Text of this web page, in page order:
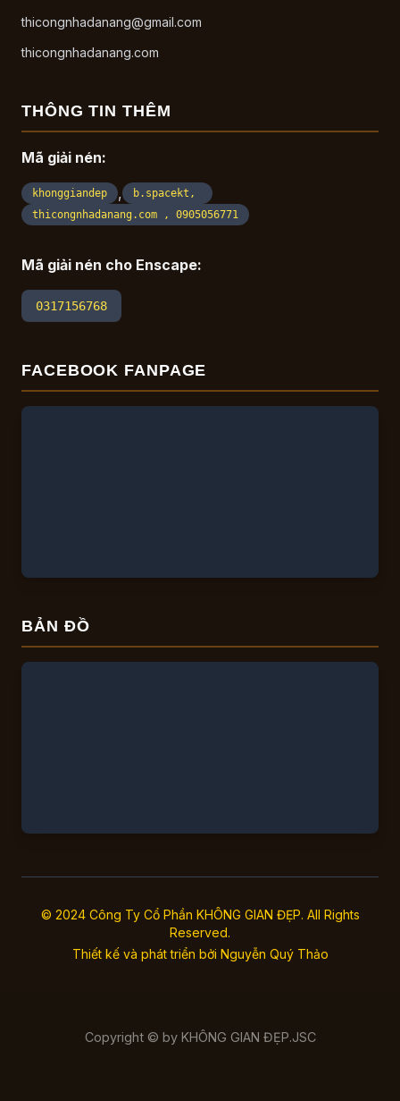
thicongnhadanang@gmail.com
thicongnhadanang.com
THÔNG TIN THÊM
Mã giải nén:
khonggiandep ,
b.spacekt,
thicongnhadanang.com , 0905056771
Mã giải nén cho Enscape:
0317156768
FACEBOOK FANPAGE
BẢN ĐỒ
© 2024 Công Ty Cổ Phần KHÔNG GIAN ĐẸP. All Rights
Reserved.
Thiết kế và phát triển bởi Nguyễn Quý Thảo
Copyright © by KHÔNG GIAN ĐẸP.JSC